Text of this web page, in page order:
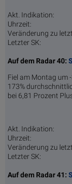
Akt. Indikation:
Uhrzeit:
Veränderung zu
Letzter SK:
Auf dem Radar 40:
Fiel am Montag um
173%
bei 6,81 Prozent
Akt. Indikation:
Uhrzeit:
Veränderung zu
Letzter SK:
Auf dem Radar 41: